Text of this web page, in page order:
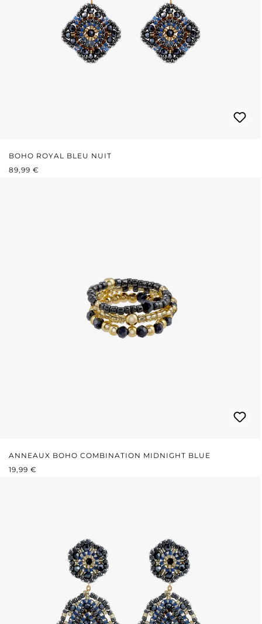
BOHO ROYAL BLEU NUIT
PRIX RÉGULIER :
89,99 €
ANNEAUX BOHO COMBINATION MIDNIGHT BLUE
PRIX RÉGULIER :
19,99 €